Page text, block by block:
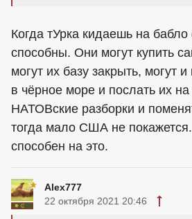
Когда тУрка кидаешь на
способны. Они могут купить
могут их базу закрыть, могут
в чёрное море и послать их
НАТОВские разборки и
тогда мало США не
способен на это.
Alex777
22 октября 2021 20:46